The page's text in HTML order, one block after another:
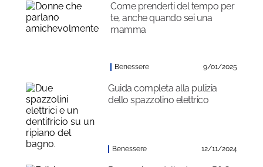
Come prenderti del tempo per
te, anche quando sei una
mamma
Benessere 9/01/2025
Guida completa alla pulizia
dello spazzolino elettrico
Benessere 12/11/2024